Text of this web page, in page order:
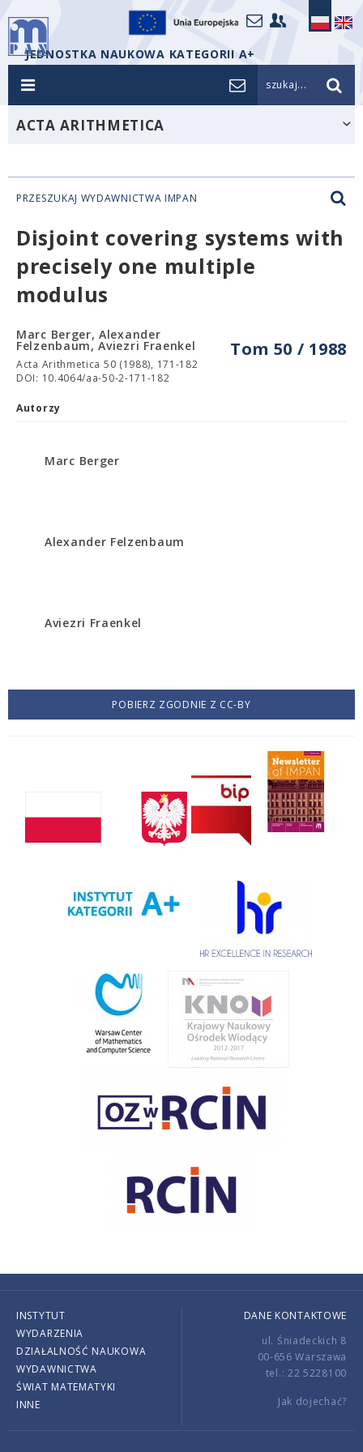
JEDNOSTKA NAUKOWA KATEGORII A+
szukaj...
ACTA ARITHMETICA
PRZESZUKAJ WYDAWNICTWA IMPAN
Disjoint covering systems with
precisely one multiple
modulus
Tom 50 / 1988
Marc Berger, Alexander
Felzenbaum, Aviezri Fraenkel
Acta Arithmetica 50 (1988), 171-182
DOI: 10.4064/aa-50-2-171-182
Autorzy
Marc Berger
Alexander Felzenbaum
Aviezri Fraenkel
POBIERZ ZGODNIE Z CC-BY
INSTYTUT
WYDARZENIA
DZIAŁALNOŚĆ NAUKOWA
WYDAWNICTWA
ŚWIAT MATEMATYKI
INNE
DANE KONTAKTOWE
ul. Śniadeckich 8
00-656 Warszawa
tel.: 22 5228100
Jak dojechać?